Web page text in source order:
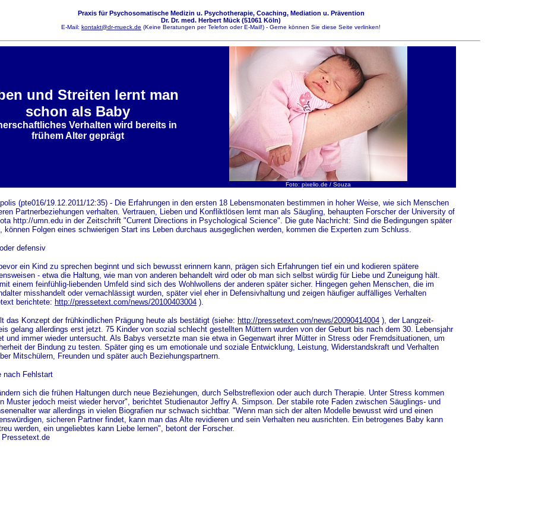
Praxis für Psychosomatische Medizin u. Psychotherapie, Coaching, Mediation u. Prävention
Dr. Dr. med. Herbert Mück (51061 Köln)
E-Mail: kontakt@dr-mueck.de (Keine Beratungen per Telefon oder E-Mail!) - Gerne können Sie diese Seite verlinken!
und Streiten lernt man
schon als Baby
Verhalten wird bereits in
frühem Alter geprägt
Foto: pixelio.de / Souza
(pte016/19.12.2011/12:35) - Die Erfahrungen in den ersten 18 Lebensmonaten bestimmen in hoher Weise, wie sich Menschen
Partnerbeziehungen verhalten. Vertrauen, Lieben und Konfliktlösen lernt man als Säugling, behaupten Forscher der University of
http://umn.edu in der Zeitschrift "Current Directions in Psychological Science". Die gute Nachricht: Sind die Bedingungen später
können Folgen eines schwierigen Start ins Leben durchaus ausgeglichen werden, kommen die Experten zum Schluss.
defensiv
ein Kind zu sprechen beginnt und sich bewusst erinnern kann, prägen sich Erfahrungen tief ein und kodieren spätere
- etwa die Haltung, wie man von anderen behandelt wird oder ob man sich selbst würdig für Liebe und Zuneigung hält.
einem feinfühlig-liebenden Umfeld sind sich des Wohlwollens der anderen später sicher. Hingegen gehen Menschen, die im
misshandelt oder vernachlässigt wurden, später viel eher in Defensivhaltung und zeigen häufiger auffälliges Verhalten
berichtete: http://pressetext.com/news/20100403004 ).
das Konzept der frühkindlichen Prägung heute als bestätigt (siehe: http://pressetext.com/news/20090414004 ), der Langzeit-
gelang allerdings erst jetzt. 75 Kinder von sozial schlecht gestellten Müttern wurden von der Geburt bis nach dem 30. Lebensjahr
und immer wieder untersucht. Als Babys versetzte man sie etwa in Gegenwart ihrer Mütter in Stress oder Fremdsituationen, um
der Bindung zu testen. Später ging es um emotionale und soziale Entwicklung, Leistung, Widerstandskraft und Verhalten
Mitschülern, Freunden und später auch Beziehungspartnern.
nach Fehlstart
sich die frühen Haltungen durch neue Beziehungen, durch Selbstreflexion oder auch durch Therapie. Unter Stress kommen
Muster jedoch meist wieder hervor", berichtet Studienautor Jeffry A. Simpson. Der stabile rote Faden zwischen Säuglings- und
war allerdings in vielen Biografien nur schwach sichtbar. "Wenn man sich der alten Modelle bewusst wird und einen
sicheren Partner findet, kann man das Alte revidieren und sein Verhalten neu ausrichten. Ein betrogenes Baby kann
werden, ein ungeliebtes kann Liebe lernen", betont der Forscher.
Pressetext.de